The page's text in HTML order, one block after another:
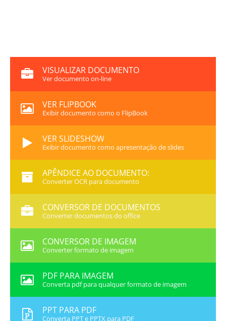
VISUALIZAR DOCUMENTO
Ver documento on-line
VER FLIPBOOK
Exibir documento como o FlipBook
VER SLIDESHOW
Exibir documento como apresentação de slides
APÊNDICE AO DOCUMENTO:
Converter OCR para documento
CONVERSOR DE DOCUMENTOS
Converter documentos do office
CONVERSOR DE IMAGEM
Converter formato de imagem
PDF PARA IMAGEM
Converta pdf para qualquer formato de imagem
PPT PARA PDF
Converta PPT e PPTX para PDF